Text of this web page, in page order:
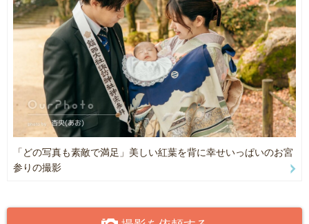
お会いできるのを楽しみにしています🕊️
そして、日常に溢れる幸せに改めて気づくきっかけになるような、
写真を残すお手伝いをさせていただけると幸せです。
皆様のこれからの人生にそっと寄り添うカメラマンであれますよう
残した大切な写真が、＂未来へのお守り＂のような存在になるよう
たくさんの愛を込めて、シャッターを切らせていただきます。
撮影当日が素敵な1日になるように全力でサポートします☺️
「どの写真も素敵で満足」美しい紅葉を背に幸せいっぱいのお宮
参りの撮影